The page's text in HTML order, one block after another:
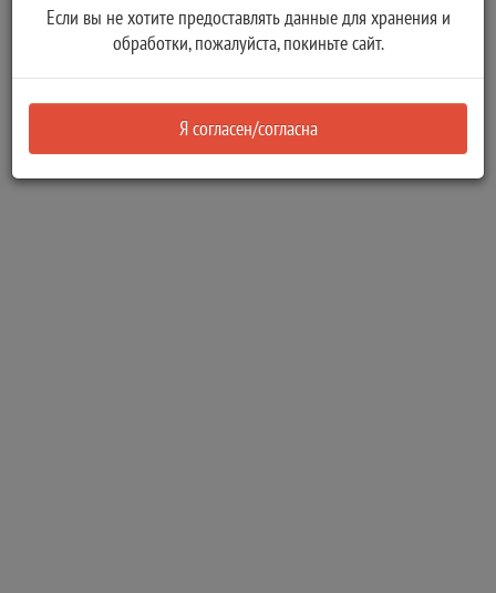
Если вы не хотите предоставлять данные для хранения и
обработки, пожалуйста, покиньте сайт.
Я согласен/согласна